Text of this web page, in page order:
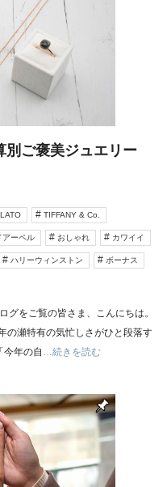
ご褒美ジュエリー
TIFFANY & Co.
アーペル おしゃれ カワイイ
ハリーウィンストン ボーナス
グをご覧の皆さま、こんにちは。
の瀬特有の気忙しさがひと段落す
今年の自 …続きを読む